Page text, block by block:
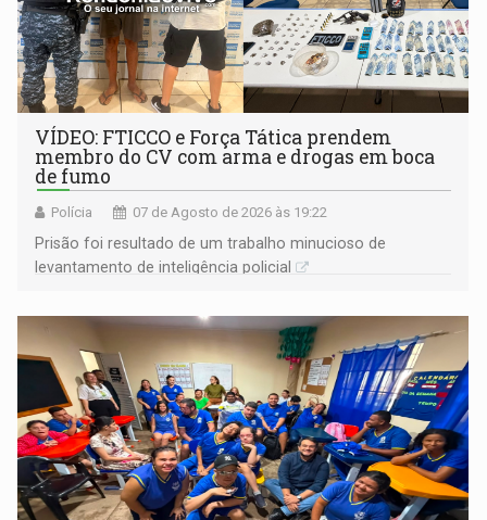
VÍDEO: FTICCO e Força Tática prendem
membro do CV com arma e drogas em boca
de fumo
Polícia 07 de Agosto de 2026 às 19:22
Prisão foi resultado de um trabalho minucioso de
levantamento de inteligência policial